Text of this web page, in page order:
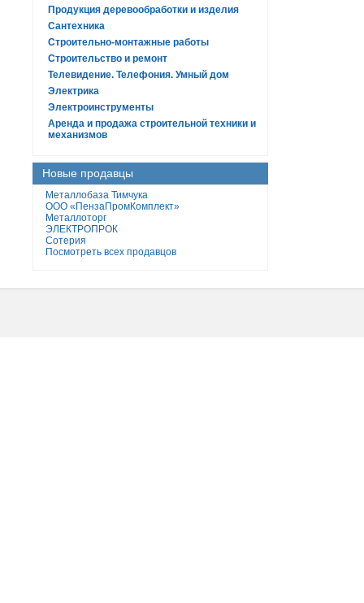
Продукция деревообработки и изделия
Сантехника
Строительно-монтажные работы
Строительство и ремонт
Телевидение. Телефония. Умный дом
Электрика
Электроинструменты
Аренда и продажа строительной техники и
механизмов
Новые продавцы
Металлобаза Тимчука
ООО «ПензаПромКомплект»
Металлоторг
ЭЛЕКТРОПРОК
Сотерия
Посмотреть всех продавцов